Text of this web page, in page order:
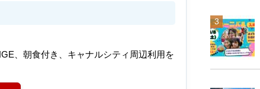
、朝食付き、キャナルシティ周辺利用を